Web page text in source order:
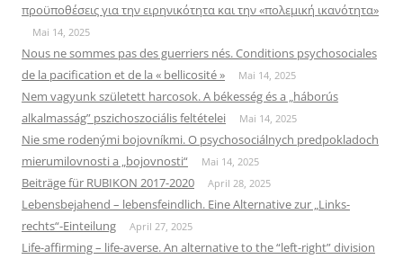
προϋποθέσεις για την ειρηνικότητα και την «πολεμική ικανότητα»
Mai 14, 2025
Nous ne sommes pas des guerriers nés. Conditions psychosociales
de la pacification et de la « bellicosité »
Mai 14, 2025
Nem vagyunk született harcosok. A békesség és a „háborús
alkalmasság” pszichoszociális feltételei
Mai 14, 2025
Nie sme rodenými bojovníkmi. O psychosociálnych predpokladoch
mierumilovnosti a „bojovnosti“
Mai 14, 2025
Beiträge für RUBIKON 2017-2020 April 28, 2025
Lebensbejahend – lebensfeindlich. Eine Alternative zur „Links-
rechts“-Einteilung
April 27, 2025
Life-affirming – life-averse. An alternative to the “left-right” division